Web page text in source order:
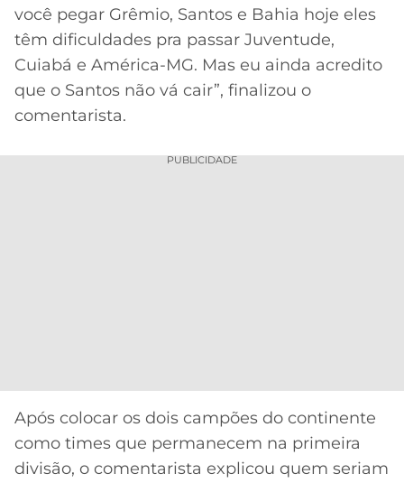
você pegar Grêmio, Santos e Bahia hoje eles
têm dificuldades pra passar Juventude,
Cuiabá e América-MG. Mas eu ainda acredito
que o Santos não vá cair”, finalizou o
comentarista.
PUBLICIDADE
Após colocar os dois campões do continente
como times que permanecem na primeira
divisão, o comentarista explicou quem seriam